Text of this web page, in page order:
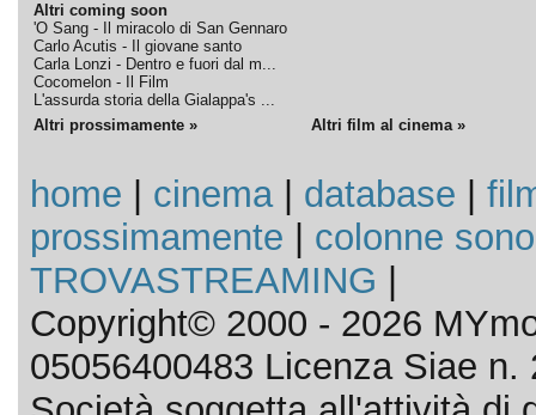
Altri coming soon
'O Sang - Il miracolo di San Gennaro
Carlo Acutis - Il giovane santo
Carla Lonzi - Dentro e fuori dal m...
Cocomelon - Il Film
L'assurda storia della Gialappa's ...
Altri prossimamente » Altri film al cinema »
home cinema| database
prossimamente
colonne
TROVASTREAMING
Copyright© 2000 - 2026
05056400483 Licenza Siae n.